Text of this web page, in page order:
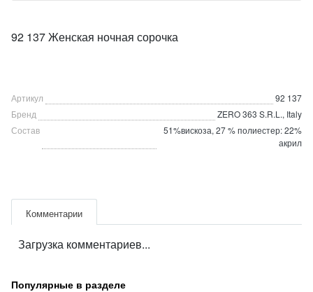
92 137 Женская ночная сорочка
Артикул
92 137
Бренд
ZERO 363 S.R.L., Italy
Состав
51%вискоза, 27 % полиестер: 22%
акрил
Комментарии
Загрузка комментариев...
Популярные в разделе